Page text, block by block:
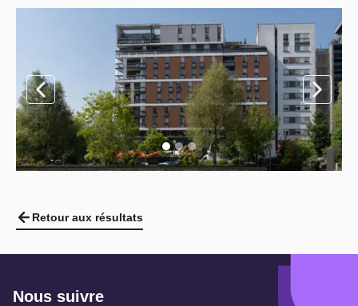
Retour aux résultats
Nous suivre